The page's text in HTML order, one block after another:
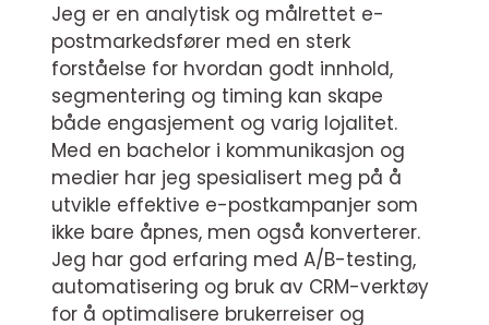
Jeg er en analytisk og målrettet e-
postmarkedsfører med en sterk
forståelse for hvordan godt innhold,
segmentering og timing kan skape
både engasjement og varig lojalitet.
Med en bachelor i kommunikasjon og
medier har jeg spesialisert meg på å
utvikle effektive e-postkampanjer som
ikke bare åpnes, men også konverterer.
Jeg har god erfaring med A/B-testing,
automatisering og bruk av CRM-verktøy
for å optimalisere brukerreiser og